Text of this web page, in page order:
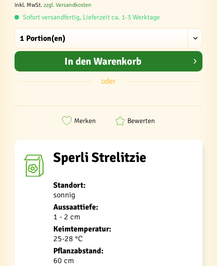
inkl. MwSt. zzgl. Versandkosten
Sofort versandfertig, Lieferzeit ca. 1-3 Werktage
In den Warenkorb
oder
Merken Bewerten
Sperli Strelitzie
Standort:
sonnig
Aussaattiefe:
1 - 2 cm
Keimtemperatur:
25-28 °C
Pflanzabstand:
60 cm